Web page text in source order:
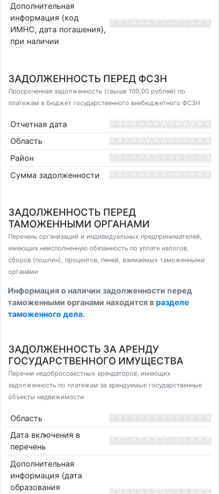
Дополнительная
информация (код
ИМНС, дата погашения),
при наличии
ЗАДОЛЖЕННОСТЬ ПЕРЕД ФСЗН
Просроченная задолженность (свыше 100,00 рублей) по
платежам в бюджет государственного внебюджетного ФСЗН
Отчетная дата
Область
Район
Сумма задолженности
ЗАДОЛЖЕННОСТЬ ПЕРЕД
ТАМОЖЕННЫМИ ОРГАНАМИ
Перечень организаций и индивидуальных предпринимателей,
имеющих неисполненную обязанность по уплате налогов,
сборов (пошлин), процентов, пеней, взимаемых таможенными
органами
Информация о наличии задолженности перед
таможенными органами находится в разделе
таможенного дела.
ЗАДОЛЖЕННОСТЬ ЗА АРЕНДУ
ГОСУДАРСТВЕННОГО ИМУЩЕСТВА
Перечни недобросовестных арендаторов, имеющих
задолженность по платежам за арендуемые государственные
объекты недвижимости
Область
Дата включения в
перечень
Дополнительная
информация (дата
образования